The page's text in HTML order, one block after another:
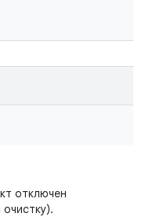
отключен